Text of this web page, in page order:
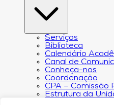
Serviços
Biblioteca
Calendário
Canal de
Conheça-nos
Coordenação
CPA – Comissão
Estrutura da